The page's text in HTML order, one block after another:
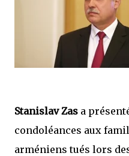
Stanislav Zas a
condoléances aux
arméniens tués lors